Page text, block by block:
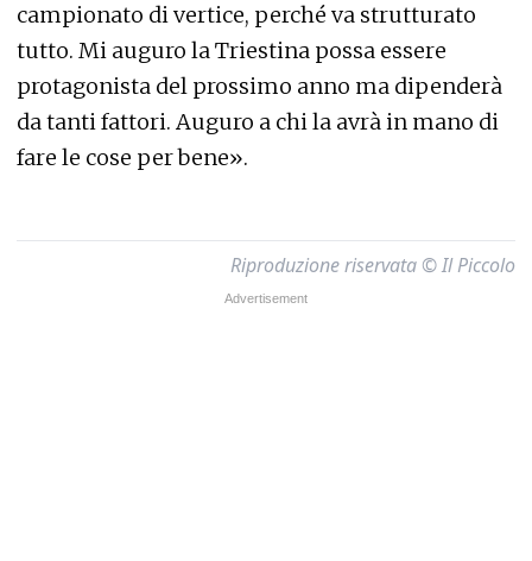
campionato di vertice, perché va strutturato
tutto. Mi auguro la Triestina possa essere
protagonista del prossimo anno ma dipenderà
da tanti fattori. Auguro a chi la avrà in mano di
fare le cose per bene».
Riproduzione riservata © Il Piccolo